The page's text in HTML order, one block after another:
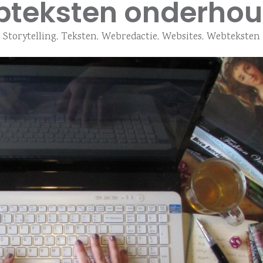
Storytelling, Teksten, Webredactie, Websites, Webteksten